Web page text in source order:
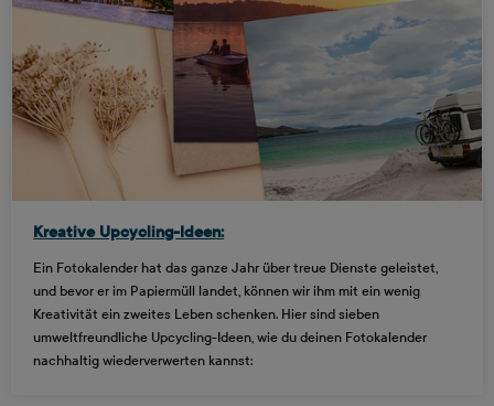
Kreative Upcycling-Ideen:
Ein Fotokalender hat das ganze Jahr über treue Dienste geleistet,
und bevor er im Papiermüll landet, können wir ihm mit ein wenig
Kreativität ein zweites Leben schenken. Hier sind sieben
umweltfreundliche Upcycling-Ideen, wie du deinen Fotokalender
nachhaltig wiederverwerten kannst: